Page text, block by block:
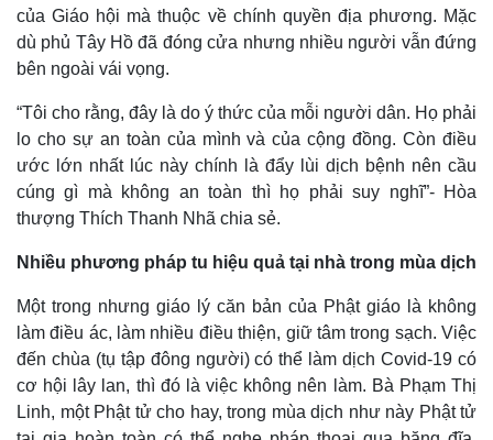
của Giáo hội mà thuộc về chính quyền địa phương. Mặc
dù phủ Tây Hồ đã đóng cửa nhưng nhiều người vẫn đứng
bên ngoài vái vọng.
“Tôi cho rằng, đây là do ý thức của mỗi người dân. Họ phải
lo cho sự an toàn của mình và của cộng đồng. Còn điều
ước lớn nhất lúc này chính là đẩy lùi dịch bệnh nên cầu
cúng gì mà không an toàn thì họ phải suy nghĩ”- Hòa
thượng Thích Thanh Nhã chia sẻ.
Nhiều phương pháp tu hiệu quả tại nhà trong mùa dịch
Một trong nhưng giáo lý căn bản của Phật giáo là không
làm điều ác, làm nhiều điều thiện, giữ tâm trong sạch. Việc
đến chùa (tụ tập đông người) có thể làm dịch Covid-19 có
cơ hội lây lan, thì đó là việc không nên làm. Bà Phạm Thị
Linh, một Phật tử cho hay, trong mùa dịch như này Phật tử